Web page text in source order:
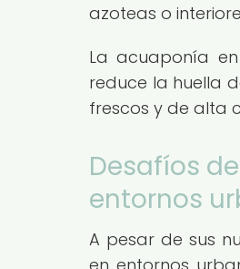
azoteas o
La acuaponía
reduce la huella
frescos y de alta
Desafíos
entornos
A pesar de sus